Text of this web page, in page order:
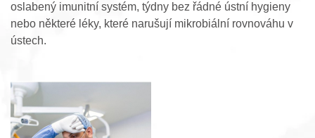
oslabený imunitní systém, týdny bez řádné ústní hygieny
nebo některé léky, které narušují mikrobiální rovnováhu v
ústech.